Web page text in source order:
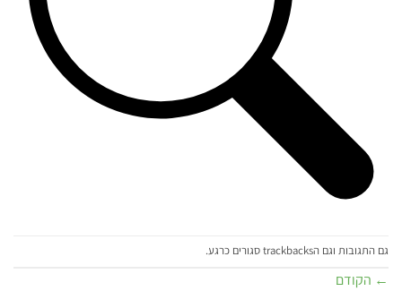
גם התגובות וגם הtrackbacks סגורים כרגע.
← הקודם